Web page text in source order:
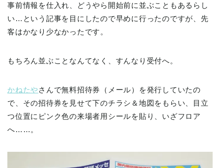
事前情報を仕入れ、どうやら開始前に並ぶこともあるらし
い…という記事を目にしたので早めに行ったのですが、先
客はかなり少なかったです。
もちろん並ぶことなんてなく、すんなり受付へ。
かねたや さんで無料招待券（メール）を発行していたの
で、その招待券を見せて下のチラシ＆地図をもらい、目立
つ位置にピンク色の来場者用シールを貼り、いざフロア
へ……。